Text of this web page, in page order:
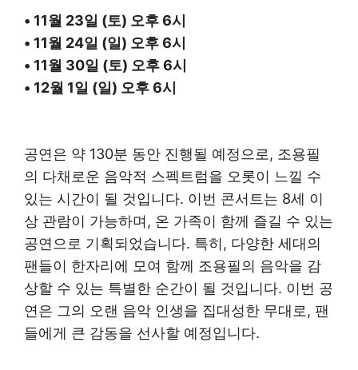
• 11월 23일 (토) 오후 6시
• 11월 24일 (일) 오후 6시
• 11월 30일 (토) 오후 6시
• 12월 1일 (일) 오후 6시
공연은 약 130분 동안 진행될 예정으로, 조용필
의 다채로운 음악적 스펙트럼을 오롯이 느낄 수
있는 시간이 될 것입니다. 이번 콘서트는 8세 이
상 관람이 가능하며, 온 가족이 함께 즐길 수 있는
공연으로 기획되었습니다. 특히, 다양한 세대의
팬들이 한자리에 모여 함께 조용필의 음악을 감
상할 수 있는 특별한 순간이 될 것입니다. 이번 공
연은 그의 오랜 음악 인생을 집대성한 무대로, 팬
들에게 큰 감동을 선사할 예정입니다.